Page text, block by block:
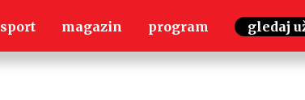
sport magazin program gledaj